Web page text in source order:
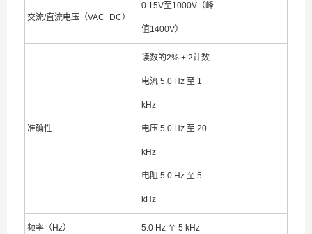
交流/直流电压（VAC+DC）
0.15V至1000V（峰
值1400V）
准确性
读数的2% + 2计数
电流 5.0 Hz 至 1
kHz
电压 5.0 Hz 至 20
kHz
电阻 5.0 Hz 至 5
kHz
频率（Hz） 5.0 Hz 至 5 kHz